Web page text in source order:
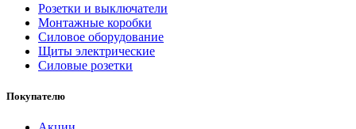
Розетки и выключатели
Монтажные коробки
Силовое оборудование
Щиты электрические
Силовые розетки
Покупателю